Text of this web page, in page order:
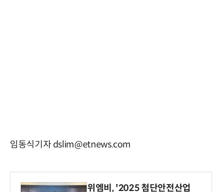
임동식기자 dslim@etnews.com
위엠비, '2025 첨단안전산업